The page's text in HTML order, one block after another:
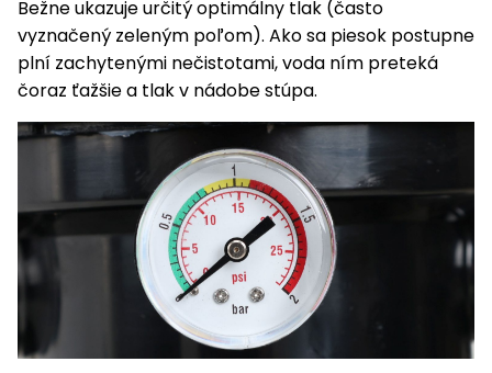
Bežne ukazuje určitý optimálny tlak (často
vyznačený zeleným poľom). Ako sa piesok postupne
plní zachytenými nečistotami, voda ním preteká
čoraz ťažšie a tlak v nádobe stúpa.